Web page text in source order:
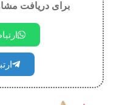
برای دریافت